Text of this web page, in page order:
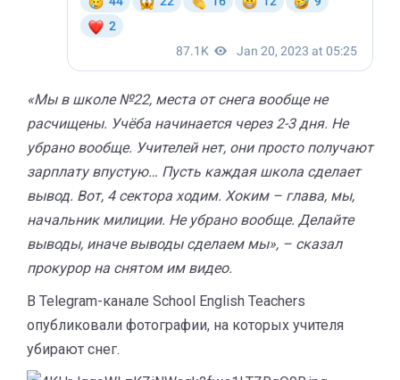
«Мы в школе №22, места от снега вообще не
расчищены. Учёба начинается через 2-3 дня. Не
убрано вообще. Учителей нет, они просто получают
зарплату впустую… Пусть каждая школа сделает
вывод. Вот, 4 сектора ходим. Хоким – глава, мы,
начальник милиции. Не убрано вообще. Делайте
выводы, иначе выводы сделаем мы», – сказал
прокурор на снятом им видео.
В Telegram-канале School English Teachers
опубликовали фотографии, на которых учителя
убирают снег.